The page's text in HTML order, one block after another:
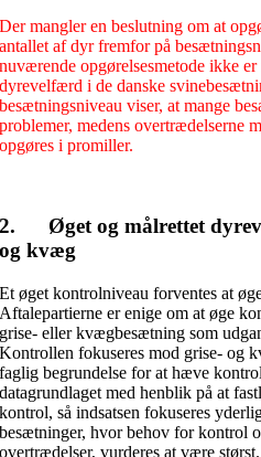
Der mangler en beslutning om at
antallet af dyr fremfor på
nuværende opgørelsesmetode ikke
dyrevelfærd i de danske
besætningsniveau viser, at mange
problemer, medens overtrædelserne
opgøres i promiller.
2. Øget og målrettet
og kvæg
Et øget kontrolniveau forventes at
Aftalepartierne er enige om at øge
grise- eller kvægbesætning som
Kontrollen fokuseres mod grise- og
faglig begrundelse for at hæve
datagrundlaget med henblik på at
kontrol, så indsatsen fokuseres
besætninger, hvor behov for kontrol
overtrædelser, vurderes at være